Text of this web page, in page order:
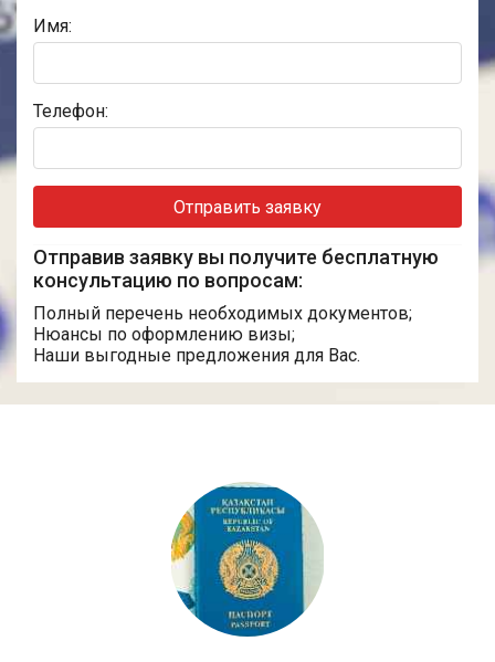
Имя:
Телефон:
Отправить заявку
Отправив заявку вы получите бесплатную
консультацию по вопросам:
Полный перечень необходимых документов;
Нюансы по оформлению визы;
Наши выгодные предложения для Вас.